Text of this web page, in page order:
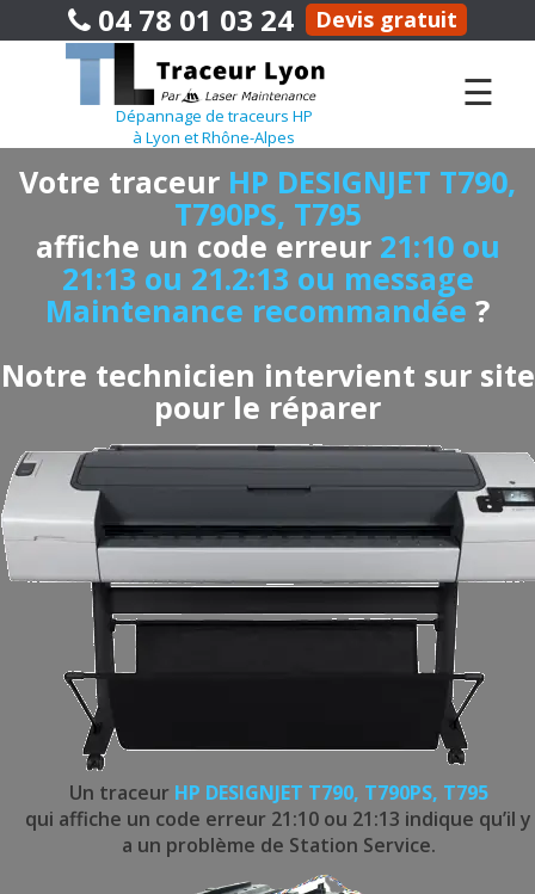
04 78 01 03 24 Devis gratuit
Dépannage de traceurs HP
à Lyon et Rhône-Alpes
☰
Votre traceur HP DESIGNJET T790,
T790PS, T795
affiche un code erreur 21:10 ou
21:13 ou 21.2:13 ou message
Maintenance recommandée ?
Notre technicien intervient sur site
pour le réparer
Un traceur HP DESIGNJET T790, T790PS, T795
qui affiche un code erreur 21:10 ou 21:13 indique qu’il y
a un problème de Station Service.